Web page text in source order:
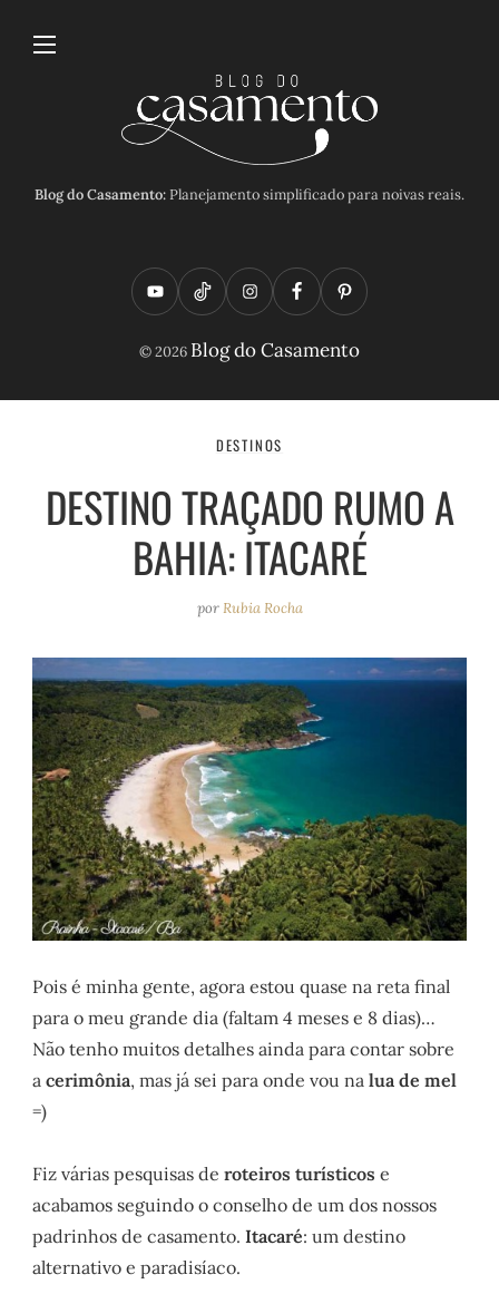
Blog do Casamento:Planejamento simplificado para noivas reais.
Y
o
t
T
i
t
I
n
t
a
r
a
m
F
a
e
o
k
P
i
t
e
s
t
© 2026 Blog do Casamento
DESTINOS
DESTINO TRAÇADO RUMO A
BAHIA: ITACARÉ
porRubia Rocha
Pois é minha gente, agora estou quase na reta final
para o meu grande dia (faltam 4 meses e 8 dias)…
Não tenho muitos detalhes ainda para contar sobre
acerimônia, mas já sei para onde vou nalua de mel
=)
Fiz várias pesquisas deroteiros turísticose
acabamos seguindo o conselho de um dos nossos
padrinhos de casamento.Itacaré: um destino
alternativo e paradisíaco.